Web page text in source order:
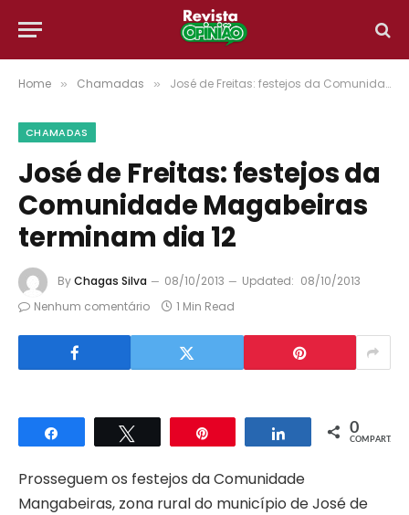
Home » Chamadas » José de Freitas: festejos da Comunidade Magabeiras terminam dia 12
CHAMADAS
José de Freitas: festejos da
Comunidade Magabeiras
terminam dia 12
ByChagas Silva 08/10/2013 Updated: 08/10/2013
Nenhum comentário
1 Min Read
Compartilhar Compartilhar
0
COMPART.
Prosseguem os festejos da Comunidade
Mangabeiras, zona rural do município de José de